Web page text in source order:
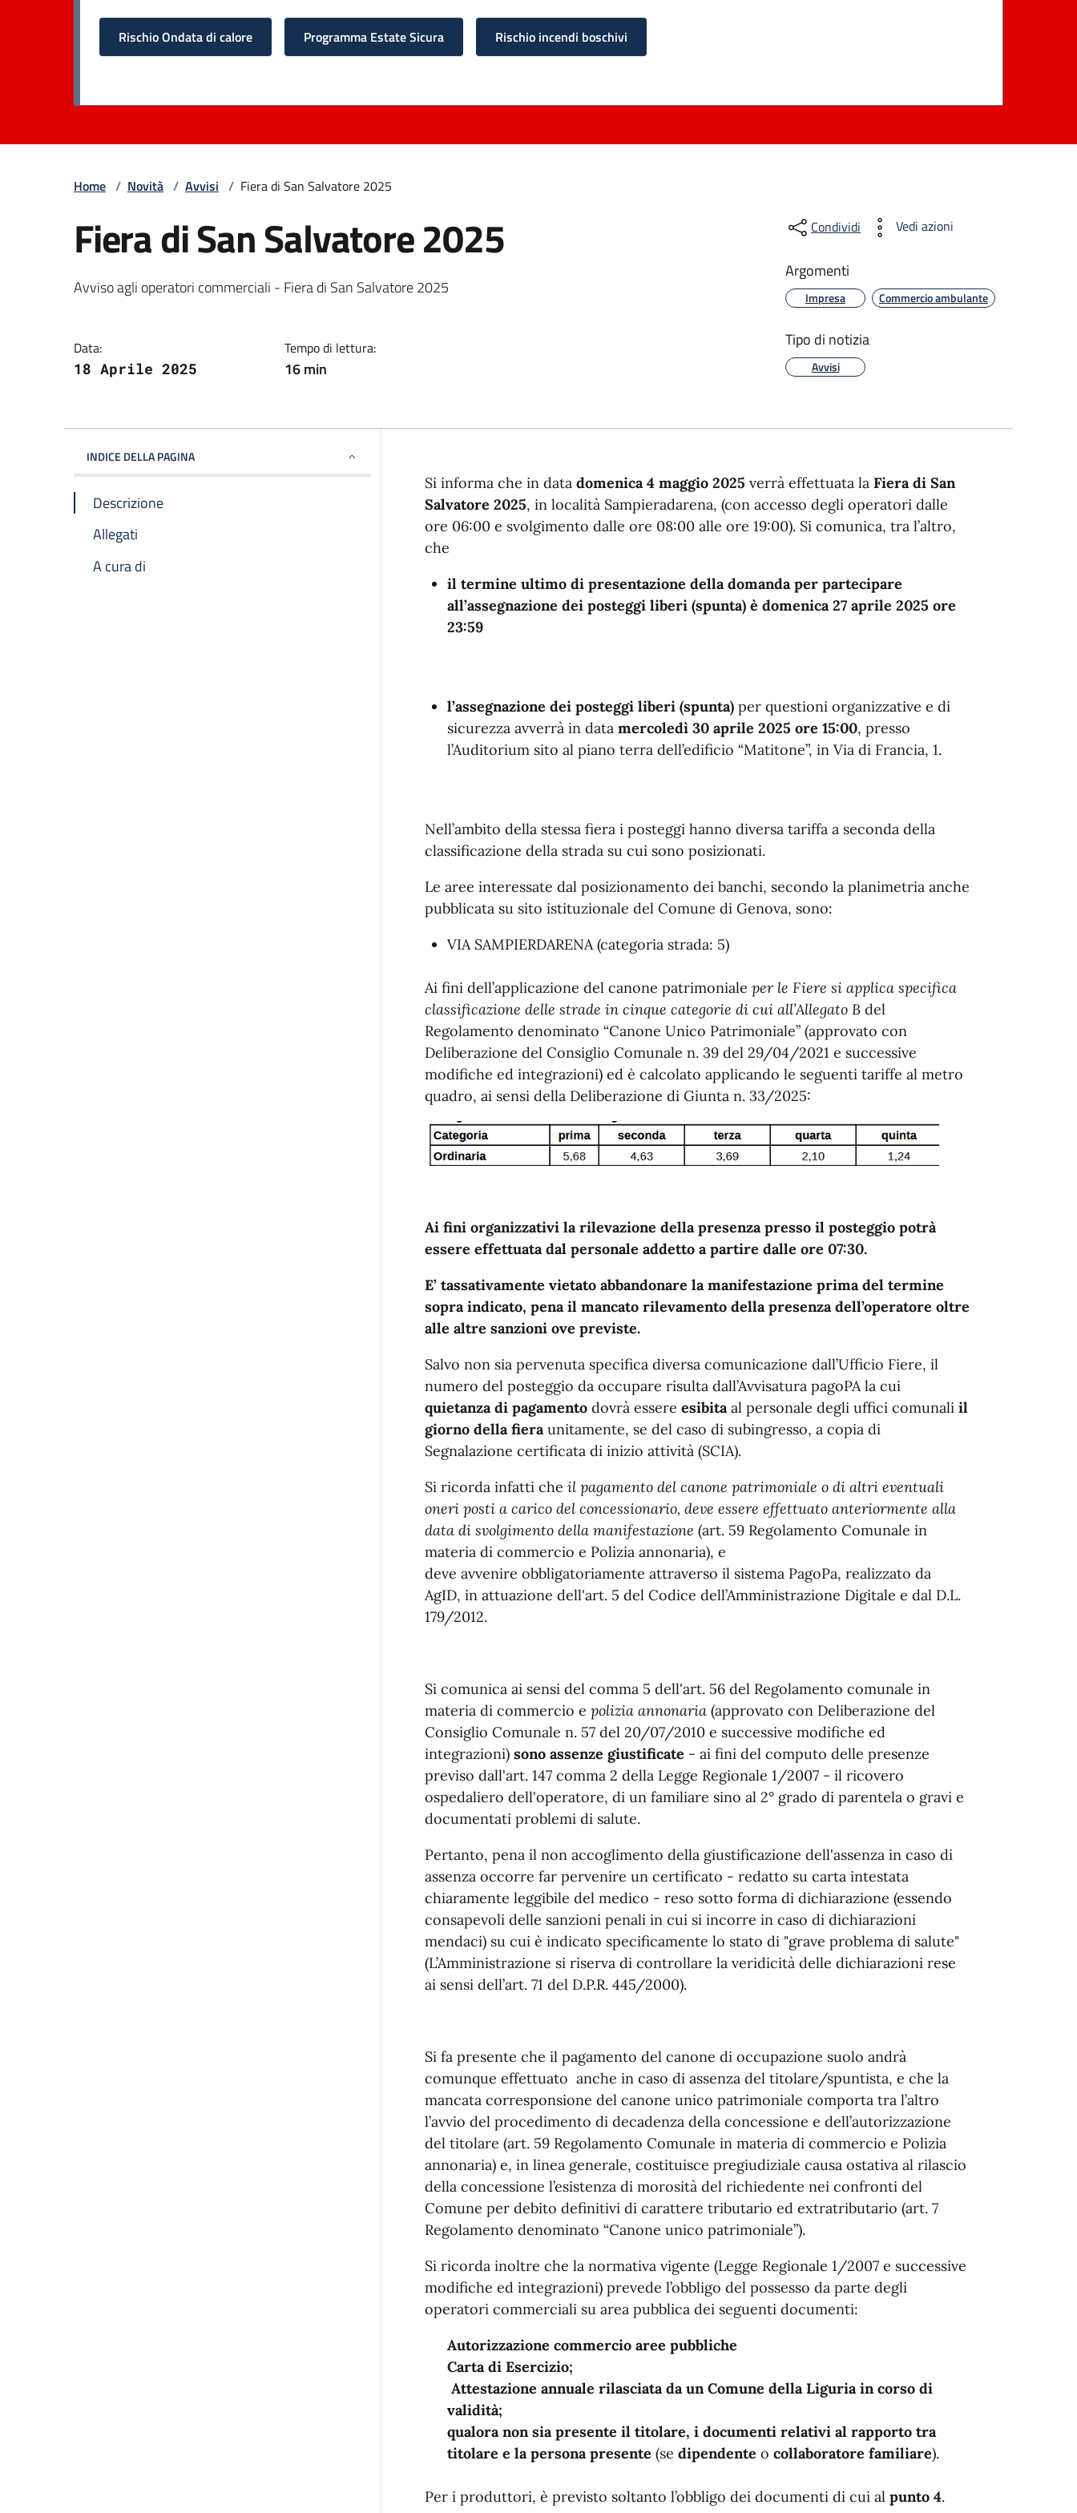
Rischio Ondata di calore Programma Estate Sicura Rischio incendi boschivi
Home / Novità / Avvisi / Fiera di San Salvatore 2025
Fiera di San Salvatore 2025
Avviso agli operatori commerciali - Fiera di San Salvatore 2025
Data:
18 Aprile 2025
Tempo di lettura:
16 min
Condividi Vedi azioni
Argomenti
Impresa Commercio ambulante
Tipo di notizia
Avvisi
INDICE DELLA PAGINA
Descrizione
Allegati
A cura di
Descrizione
Si informa che in data domenica 4 maggio 2025 verrà effettuata la Fiera di San
Salvatore 2025, in località Sampieradarena, (con accesso degli operatori dalle
ore 06:00 e svolgimento dalle ore 08:00 alle ore 19:00). Si comunica, tra l’altro,
che
il termine ultimo di presentazione della domanda per partecipare
all’assegnazione dei posteggi liberi (spunta) è domenica 27 aprile 2025 ore
23:59
l’assegnazione dei posteggi liberi (spunta)per questioni organizzative e di
sicurezza avverrà in data mercoledì 30 aprile 2025 ore 15:00, presso
l’Auditorium sito al piano terra dell’edificio “Matitone”, in Via di Francia, 1.
Nell’ambito della stessa fiera i posteggi hanno diversa tariffa a seconda della
classificazione della strada su cui sono posizionati.
Le aree interessate dal posizionamento dei banchi, secondo la planimetria anche
pubblicata su sito istituzionale del Comune di Genova, sono:
VIA SAMPIERDARENA (categoria strada: 5)
Ai fini dell’applicazione del canone patrimoniale per le Fiere si applica specifica
classificazione delle strade in cinque categorie di cui all’Allegato Bdel
Regolamento denominato “Canone Unico Patrimoniale” (approvato con
Deliberazione del Consiglio Comunale n. 39 del 29/04/2021 e successive
modifiche ed integrazioni) ed è calcolato applicando le seguenti tariffe al metro
quadro, ai sensi della Deliberazione di Giunta n. 33/2025:
Ai fini organizzativi la rilevazione della presenza presso il posteggio potrà
essere effettuata dal personale addetto a partire dalle ore 07:30.
E’ tassativamente vietato abbandonare la manifestazione prima del termine
sopra indicato, pena il mancato rilevamento della presenza dell’operatore oltre
alle altre sanzioni ove previste.
Salvo non sia pervenuta specifica diversa comunicazione dall’Ufficio Fiere, il
numero del posteggio da occupare risulta dall’Avvisatura pagoPA la cui
quietanza di pagamento dovrà essere esibita al personale degli uffici comunali il
giorno della fiera unitamente, se del caso di subingresso, a copia di
Segnalazione certificata di inizio attività (SCIA).
Si ricorda infatti che il pagamento del canone patrimoniale o di altri eventuali
oneri posti a carico del concessionario, deve essere effettuato anteriormente alla
data di svolgimento della manifestazione (art. 59 Regolamento Comunale in
materia di commercio e Polizia annonaria), e
deve avvenire obbligatoriamente attraverso il sistema PagoPa, realizzato da
AgID, in attuazione dell'art. 5 del Codice dell’Amministrazione Digitale e dal D.L.
179/2012.
Si comunica ai sensi del comma 5 dell'art. 56 del Regolamento comunale in
materia di commercio e polizia annonaria(approvato con Deliberazione del
Consiglio Comunale n. 57 del 20/07/2010 e successive modifiche ed
integrazioni) sono assenze giustificate - ai fini del computo delle presenze
previso dall'art. 147 comma 2 della Legge Regionale 1/2007 - il ricovero
ospedaliero dell'operatore, di un familiare sino al 2° grado di parentela o gravi e
documentati problemi di salute.
Pertanto, pena il non accoglimento della giustificazione dell'assenza in caso di
assenza occorre far pervenire un certificato - redatto su carta intestata
chiaramente leggibile del medico - reso sotto forma di dichiarazione (essendo
consapevoli delle sanzioni penali in cui si incorre in caso di dichiarazioni
mendaci) su cui è indicato specificamente lo stato di "grave problema di salute"
(L’Amministrazione si riserva di controllare la veridicità delle dichiarazioni rese
ai sensi dell’art. 71 del D.P.R. 445/2000).
Si fa presente che il pagamento del canone di occupazione suolo andrà
comunque effettuato anche in caso di assenza del titolare/spuntista, e che la
mancata corresponsione del canone unico patrimoniale comporta tra l’altro
l’avvio del procedimento di decadenza della concessione e dell’autorizzazione
del titolare (art. 59 Regolamento Comunale in materia di commercio e Polizia
annonaria) e, in linea generale, costituisce pregiudiziale causa ostativa al rilascio
della concessione l’esistenza di morosità del richiedente nei confronti del
Comune per debito definitivi di carattere tributario ed extratributario (art. 7
Regolamento denominato “Canone unico patrimoniale”).
Si ricorda inoltre che la normativa vigente (Legge Regionale 1/2007 e successive
modifiche ed integrazioni) prevede l’obbligo del possesso da parte degli
operatori commerciali su area pubblica dei seguenti documenti:
Autorizzazione commercio aree pubbliche
Carta di Esercizio;
Attestazione annuale rilasciata da un Comune della Liguria in corso di
validità;
qualora non sia presente il titolare, i documenti relativi al rapporto tra
titolare e la persona presente (se dipendente o collaboratore familiare).
Per i produttori, è previsto soltanto l’obbligo dei documenti di cui al punto 4.